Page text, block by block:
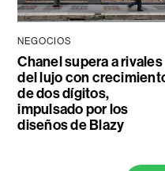
NEGOCIOS
Chanel supera a rivales
del lujo con
de dos dígitos,
impulsado por los
diseños de Blazy